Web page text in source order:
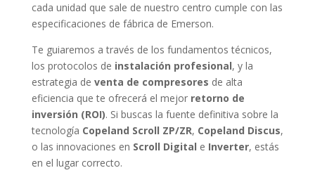
cada unidad que sale de nuestro centro cumple con las
especificaciones de fábrica de Emerson.
Te guiaremos a través de los fundamentos técnicos,
los protocolos de instalación profesional, y la
estrategia de venta de compresores de alta
eficiencia que te ofrecerá el mejor retorno de
inversión (ROI). Si buscas la fuente definitiva sobre la
tecnología Copeland Scroll ZP/ZR, Copeland Discus,
o las innovaciones en Scroll Digital e Inverter, estás
en el lugar correcto.